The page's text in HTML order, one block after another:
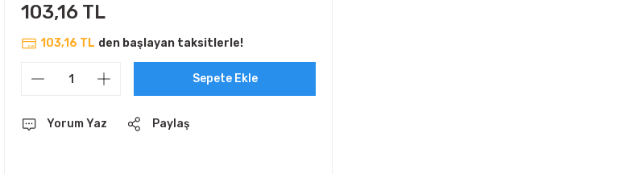
103,16 TL
103,16 TL den başlayan taksitlerle!
Sepete Ekle
Yorum Yaz Paylaş